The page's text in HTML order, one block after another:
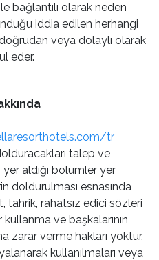
bağlantılı olarak neden
iddia edilen herhangi
veya dolaylı olarak
eder.
tr
talep ve
aldığı bölümler yer
doldurulması esnasında
tahrik, rahatsız edici sözleri
kullanma ve başkalarının
zarar verme hakları yoktur.
kullanılmaları veya